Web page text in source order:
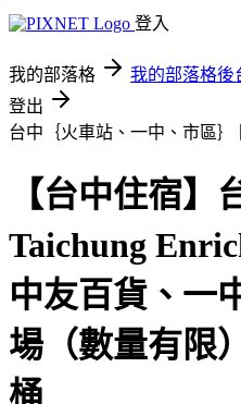
登入
我的部落格 我的部落格後
登出
台中｛火車站、一中、市區｝
【台中住宿】
Taichung
中友百貨、一
場（數量有限
桶